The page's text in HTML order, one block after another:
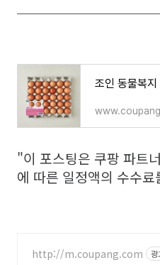
"이 포스팅은 쿠팡 파트
에 따른 일정액의 수수
http://m.coupang.com 광